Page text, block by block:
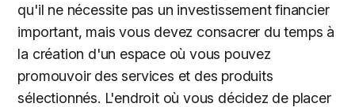
qu'il ne nécessite pas un investissement financier
important, mais vous devez consacrer du temps à
la création d'un espace où vous pouvez
promouvoir des services et des produits
sélectionnés. L'endroit où vous décidez de placer